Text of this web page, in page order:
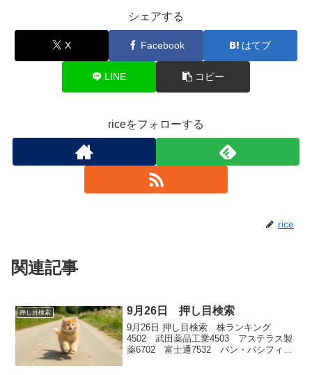
シェアする
X Facebook はてブ
LINE コピー
riceをフォローする
rice
関連記事
押し目検索 9月26日 押し目検索
9月26日 押し目検索 株ランキング
4502 武田薬品工業4503 アステラス製
薬6702 富士通7532 パン・パシフィッ